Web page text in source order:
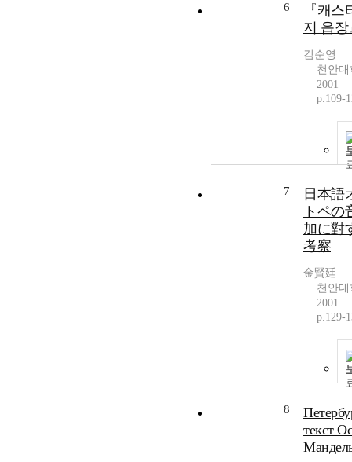
6
『캐스
지 읍장
김순영
천안
2001
p.109-
7
日本語
トペの
加に對
考察
金賢廷
천안
2001
p.129-
8
текст